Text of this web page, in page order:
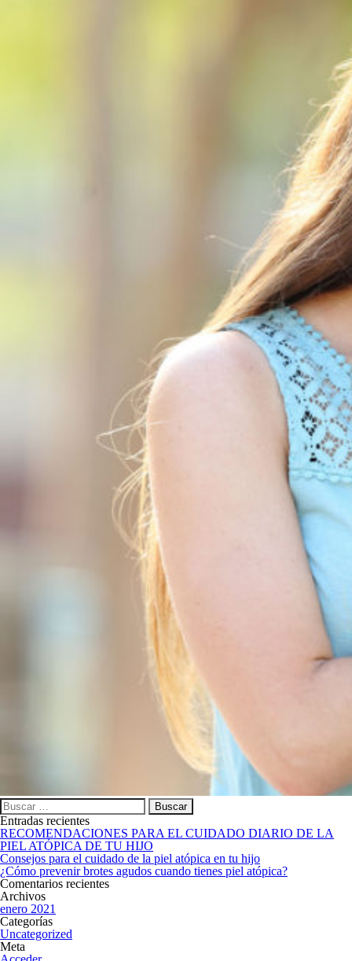
Buscar:
Entradas recientes
RECOMENDACIONES PARA EL CUIDADO DIARIO DE LA
PIEL ATÓPICA DE TU HIJO
Consejos para el cuidado de la piel atópica en tu hijo
¿Cómo prevenir brotes agudos cuando tienes piel atópica?
Comentarios recientes
Archivos
enero 2021
Categorías
Uncategorized
Meta